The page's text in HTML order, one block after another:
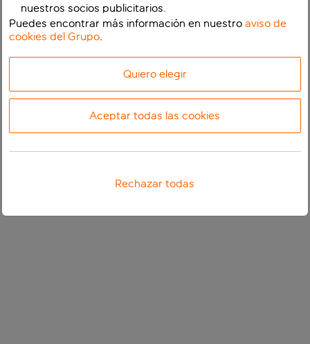
nuestros socios publicitarios.
Puedes encontrar más información en nuestroaviso de
cookies del Grupo.
Quiero elegir
Aceptar todas las cookies
Rechazar todas